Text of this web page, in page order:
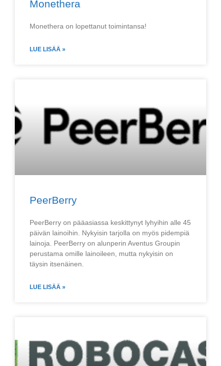
Monethera
Monethera on lopettanut toimintansa!
LUE LISÄÄ »
PeerBerry
PeerBerry on pääasiassa keskittynyt lyhyihin alle 45
päivän lainoihin. Nykyisin tarjolla on myös pidempiä
lainoja. PeerBerry on alunperin Aventus Groupin
perustama omille lainoileen, mutta nykyisin on
täysin itsenäinen.
LUE LISÄÄ »